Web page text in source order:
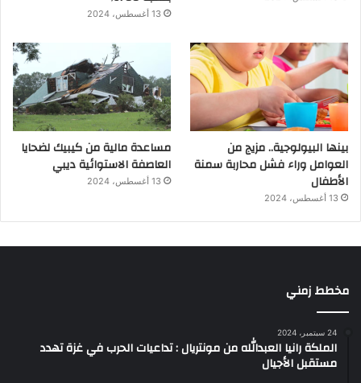
13 أغسطس، 2024
بينها البيولوجية.. مزيج من
العوامل وراء فشل محاربة سمنة
الأطفال
13 أغسطس، 2024
مساعدة مالية من كيبيك لضحايا
العاصفة الاستوائية ديبي
13 أغسطس، 2024
مخطط زمني
24 سبتمبر، 2024
الملكة رانيا العبدالله من مونتريال : تداعيات الحرب في غزة تهدد
مستقبل الأجيال